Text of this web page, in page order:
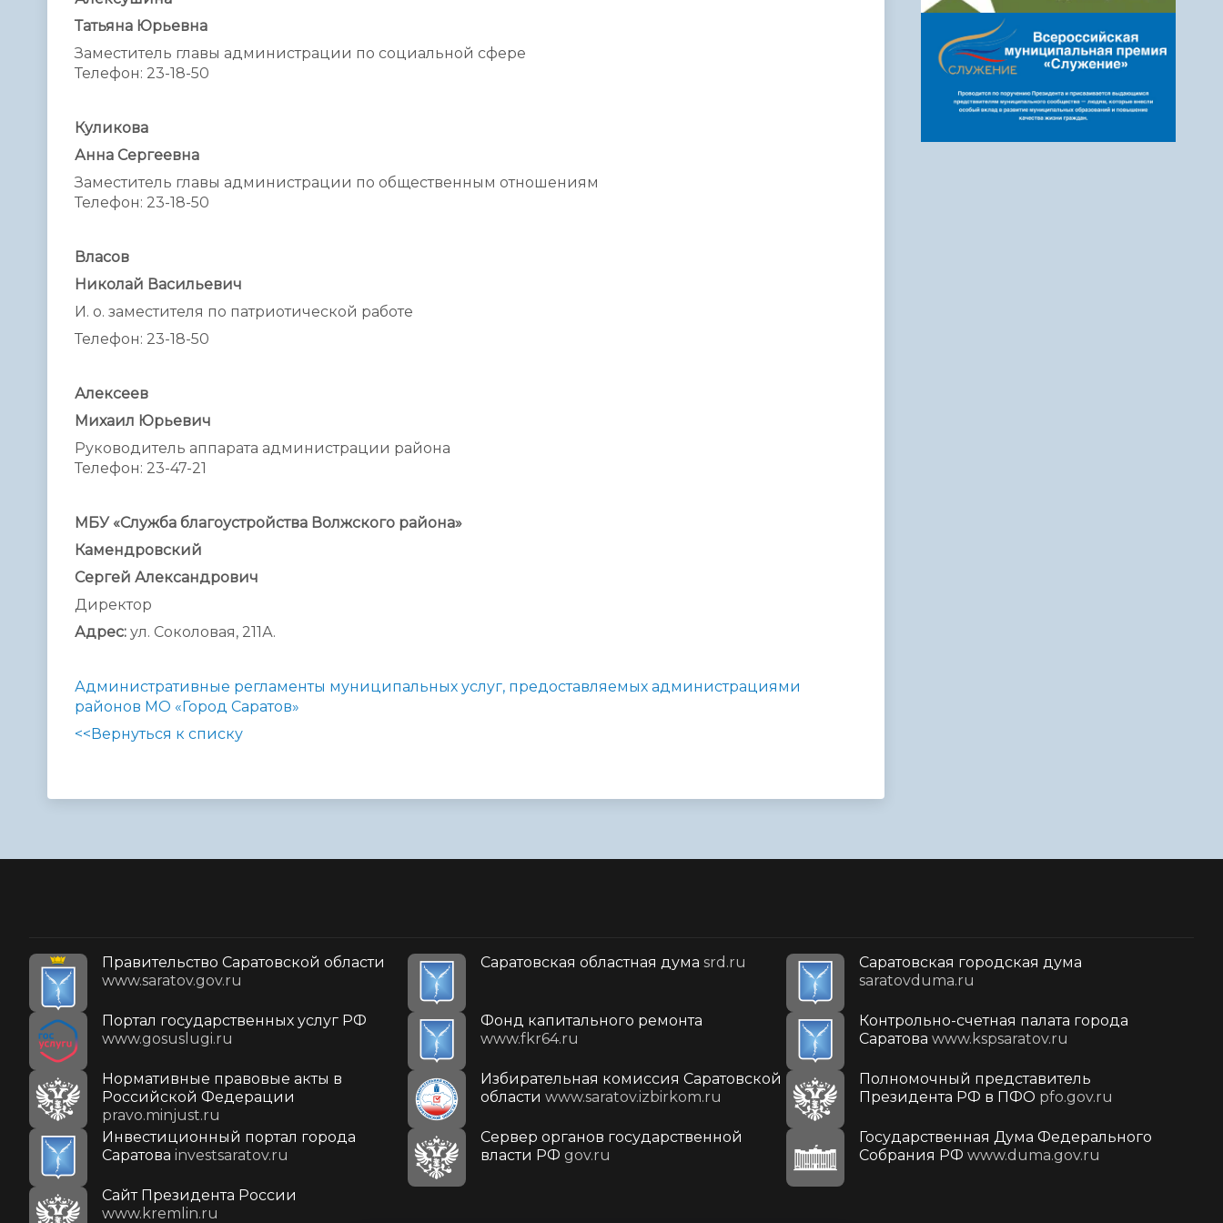
Татьяна Юрьевна
Заместитель главы администрации по социальной сфере
Телефон: 23-18-50
Куликова
Анна Сергеевна
Заместитель главы администрации по общественным отношениям
Телефон: 23-18-50
Власов
Николай Васильевич
И. о. заместителя по патриотической работе
Телефон: 23-18-50
Алексеев
Михаил Юрьевич
Руководитель аппарата администрации района
Телефон: 23-47-21
МБУ «Служба благоустройства Волжского района»
Камендровский
Сергей Александрович
Директор
Адрес: ул. Соколовая, 211А.
Административные регламенты муниципальных услуг, предоставляемых администрациями
районов МО «Город Саратов»
<<Вернуться к списку
Правительство Саратовской области
www.saratov.gov.ru
Саратовская областная дума srd.ru
Саратовская городская дума
saratovduma.ru
Портал государственных услуг РФ
www.gosuslugi.ru
Фонд капитального ремонта
www.fkr64.ru
Контрольно-счетная палата города
Саратова www.kspsaratov.ru
Нормативные правовые акты в
Российской Федерации
pravo.minjust.ru
Избирательная комиссия Саратовской
области www.saratov.izbirkom.ru
Полномочный представитель
Президента РФ в ПФО pfo.gov.ru
Инвестиционный портал города
Саратова investsaratov.ru
Сервер органов государственной
власти РФ gov.ru
Государственная Дума Федерального
Собрания РФ www.duma.gov.ru
Cайт Президента России
www.kremlin.ru